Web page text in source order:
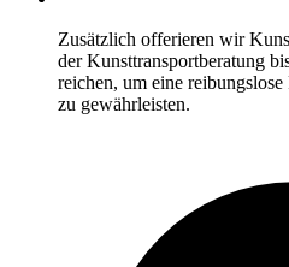
Zusätzlich offerieren wir
der Kunsttransportberatung
reichen, um eine
zu gewährleisten.